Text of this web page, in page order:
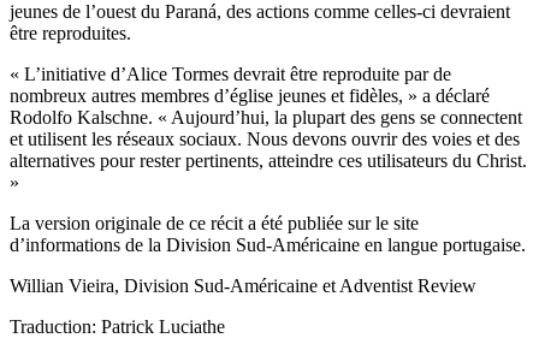
jeunes de l’ouest du Paraná, des actions comme celles-ci devraient
être reproduites.
« L’initiative d’Alice Tormes devrait être reproduite par de
nombreux autres membres d’église jeunes et fidèles, » a déclaré
Rodolfo Kalschne. « Aujourd’hui, la plupart des gens se connectent
et utilisent les réseaux sociaux. Nous devons ouvrir des voies et des
alternatives pour rester pertinents, atteindre ces utilisateurs du Christ.
»
La version originale de ce récit a été publiée sur le site
d’informations de la Division Sud-Américaine en langue portugaise.
Willian Vieira, Division Sud-Américaine et Adventist Review
Traduction: Patrick Luciathe